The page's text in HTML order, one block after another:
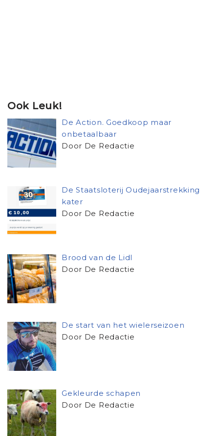
Ook Leuk!
De Action. Goedkoop maar
onbetaalbaar
Door De Redactie
De Staatsloterij Oudejaarstrekking
kater
Door De Redactie
Brood van de Lidl
Door De Redactie
De start van het wielerseizoen
Door De Redactie
Gekleurde schapen
Door De Redactie